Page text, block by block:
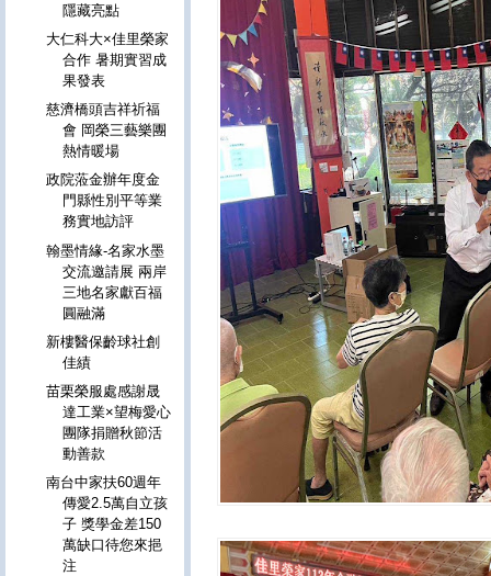
隱藏亮點
大仁科大×佳里榮家
合作 暑期實習成
果發表
慈濟橋頭吉祥祈福
會 岡榮三藝樂團
熱情暖場
政院蒞金辦年度金
門縣性別平等業
務實地訪評
翰墨情緣-名家水墨
交流邀請展 兩岸
三地名家獻百福
圓融滿
新樓醫保齡球社創
佳績
苗栗榮服處感謝晟
達工業×望梅愛心
團隊捐贈秋節活
動善款
南台中家扶60週年
傳愛2.5萬自立孩
子 獎學金差150
萬缺口待您來挹
注